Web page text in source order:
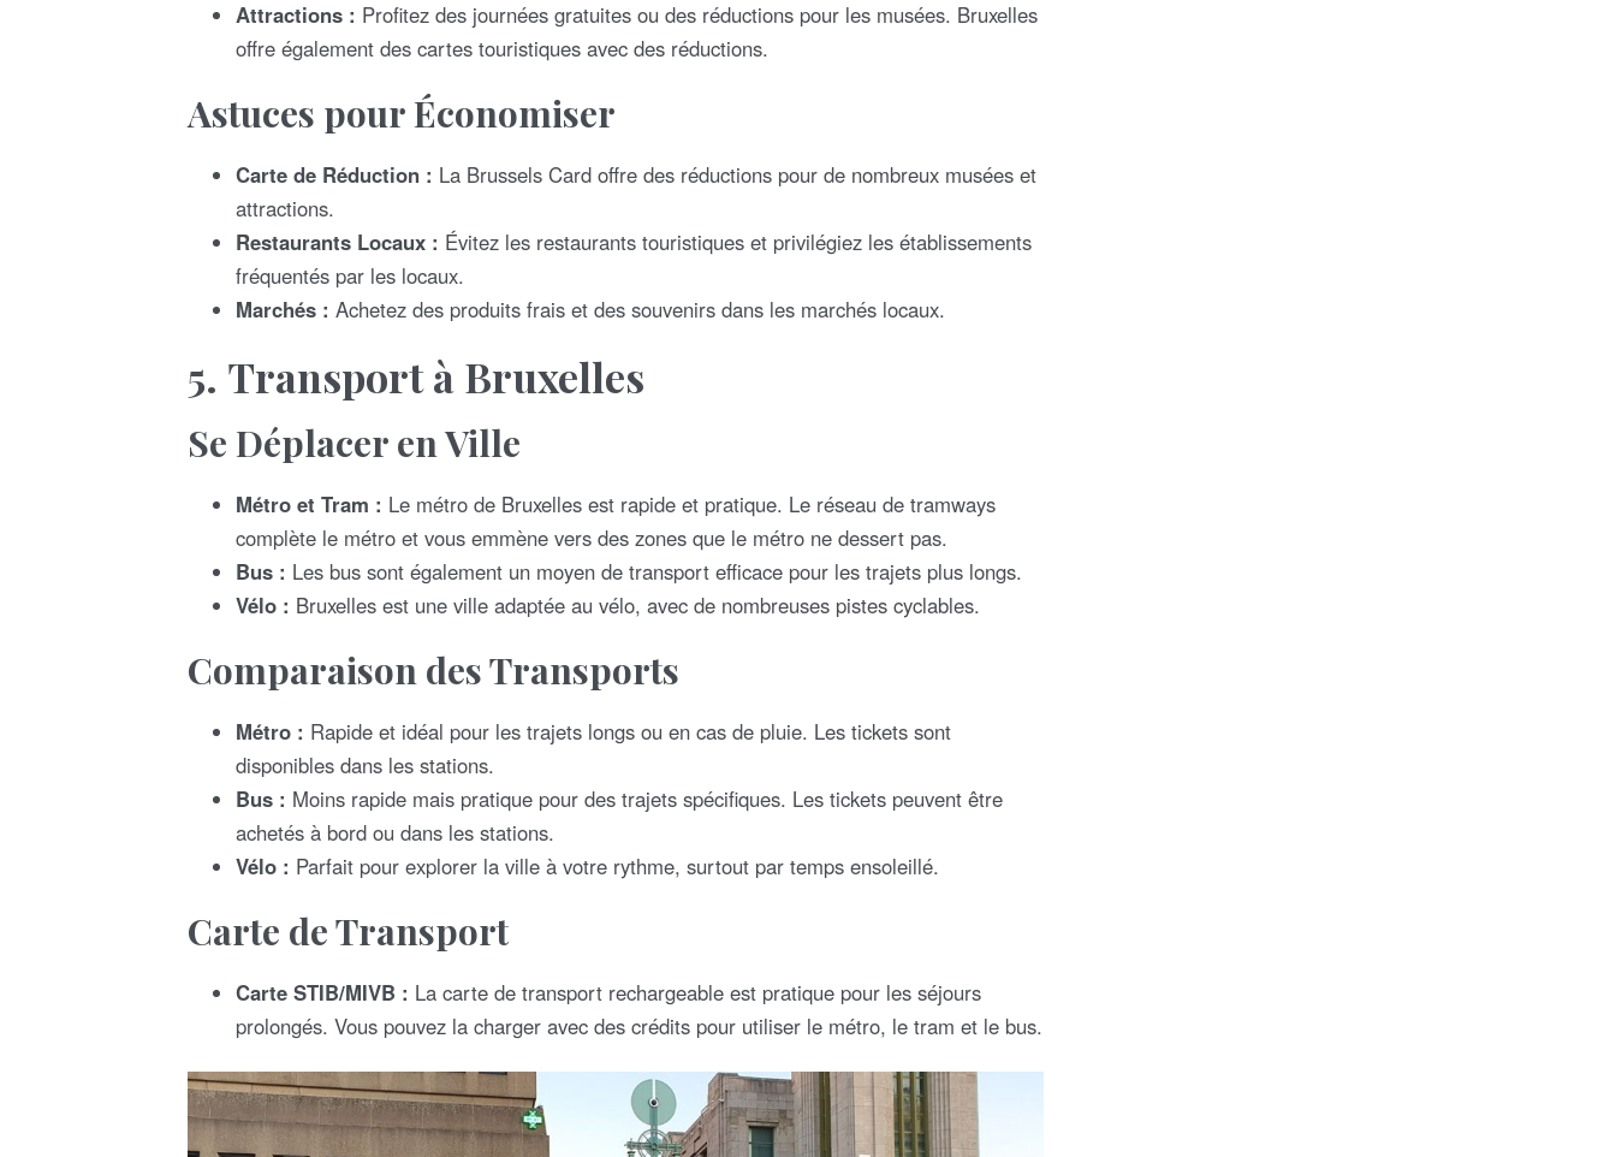
Attractions : Profitez des journées gratuites ou des réductions pour les musées. Bruxelles
offre également des cartes touristiques avec des réductions.
Astuces pour Économiser
Carte de Réduction : La Brussels Card offre des réductions pour de nombreux musées et
attractions.
Restaurants Locaux : Évitez les restaurants touristiques et privilégiez les établissements
fréquentés par les locaux.
Marchés : Achetez des produits frais et des souvenirs dans les marchés locaux.
5. Transport à Bruxelles
Se Déplacer en Ville
Métro et Tram : Le métro de Bruxelles est rapide et pratique. Le réseau de tramways
complète le métro et vous emmène vers des zones que le métro ne dessert pas.
Bus : Les bus sont également un moyen de transport efficace pour les trajets plus longs.
Vélo : Bruxelles est une ville adaptée au vélo, avec de nombreuses pistes cyclables.
Comparaison des Transports
Métro : Rapide et idéal pour les trajets longs ou en cas de pluie. Les tickets sont
disponibles dans les stations.
Bus : Moins rapide mais pratique pour des trajets spécifiques. Les tickets peuvent être
achetés à bord ou dans les stations.
Vélo : Parfait pour explorer la ville à votre rythme, surtout par temps ensoleillé.
Carte de Transport
Carte STIB/MIVB : La carte de transport rechargeable est pratique pour les séjours
prolongés. Vous pouvez la charger avec des crédits pour utiliser le métro, le tram et le bus.